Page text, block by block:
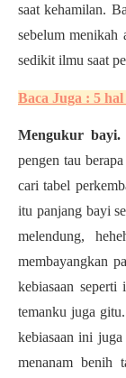
saat kehamilan.
sebelum menikah
sedikit ilmu saat
Baca Juga : 5
Mengukur bayi.
pengen tau
cari tabel
itu panjang bayi
melendung,
membayangkan
kebiasaan
temanku juga
kebiasaan ini
menanam benih